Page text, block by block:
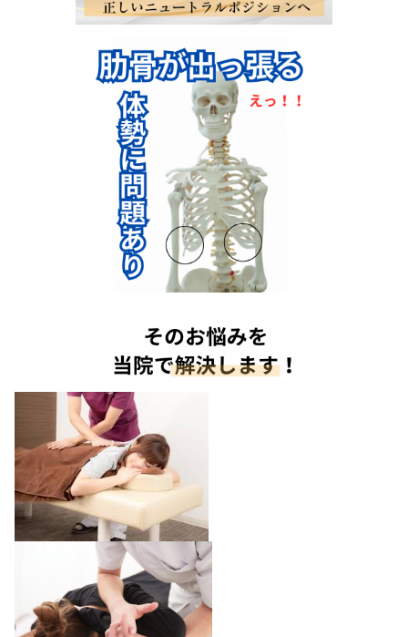
伸張抑制（筋肉が伸びるのを制限する事
くなります。
結果として骨と骨の間の間隔が狭くなり、骨と
いる神経や血管のような「大切な組織を圧迫」
組織が血行障害を起こします。
痛みや痺れの他に、頭が重く感じたり起床時に
上記の内容に心当たりがある方は、【早期に改善
調整の必要性
背骨・骨盤を正しい位置に戻す手技を行うことで
「 神経伝達や血液が正常化
最大限に引き出すことが出来ます。
さらに、筋肉・筋膜組織に対し手技療法や鍼灸治